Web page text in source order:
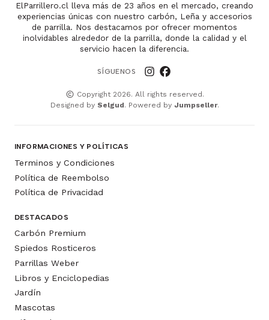
ElParrillero.cl lleva más de 23 años en el mercado, creando
experiencias únicas con nuestro carbón, Leña y accesorios
de parrilla. Nos destacamos por ofrecer momentos
inolvidables alrededor de la parrilla, donde la calidad y el
servicio hacen la diferencia.
SÍGUENOS
Copyright 2026. All rights reserved.
Designed by Selgud. Powered by Jumpseller.
INFORMACIONES Y POLÍTICAS
Terminos y Condiciones
Política de Reembolso
Política de Privacidad
DESTACADOS
Carbón Premium
Spiedos Rosticeros
Parrillas Weber
Libros y Enciclopedias
Jardín
Mascotas